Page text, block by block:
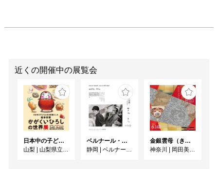
近くの開催中の展覧会
日本中の子どもたちを笑顔にした絵本作家 かがくいひろしの世界展
山梨
山梨県立文学館
ベルナール・ビュフェと写真 ーカメラがとらえたビュフェとその時代、そして21 世紀へ
静岡
ベルナール・ビュフェ美術館
金銀雲母（きら）きら ーかがやきの日本美術ー
神奈川
岡田美術館